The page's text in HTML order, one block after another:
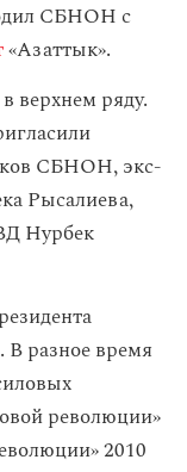
СБНОН с
«Азаттык».
верхнем ряду.
СБНОН, экс-
Рысалиева,
Нурбек
разное время
революции»
2010